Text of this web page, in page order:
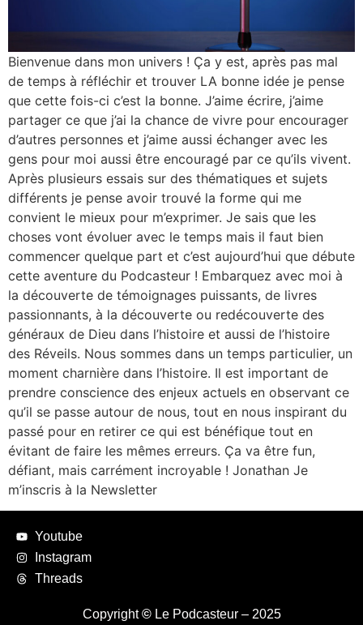
Bienvenue dans mon univers ! Ça y est, après pas mal
de temps à réfléchir et trouver LA bonne idée je pense
que cette fois-ci c’est la bonne. J’aime écrire, j’aime
partager ce que j’ai la chance de vivre pour encourager
d’autres personnes et j’aime aussi échanger avec les
gens pour moi aussi être encouragé par ce qu’ils vivent.
Après plusieurs essais sur des thématiques et sujets
différents je pense avoir trouvé la forme qui me
convient le mieux pour m’exprimer. Je sais que les
choses vont évoluer avec le temps mais il faut bien
commencer quelque part et c’est aujourd’hui que débute
cette aventure du Podcasteur ! Embarquez avec moi à
la découverte de témoignages puissants, de livres
passionnants, à la découverte ou redécouverte des
généraux de Dieu dans l’histoire et aussi de l’histoire
des Réveils. Nous sommes dans un temps particulier, un
moment charnière dans l’histoire. Il est important de
prendre conscience des enjeux actuels en observant ce
qu’il se passe autour de nous, tout en nous inspirant du
passé pour en retirer ce qui est bénéfique tout en
évitant de faire les mêmes erreurs. Ça va être fun,
défiant, mais carrément incroyable ! Jonathan Je
m’inscris à la Newsletter
Youtube
Instagram
Threads
Copyright©Le Podcasteur – 2025